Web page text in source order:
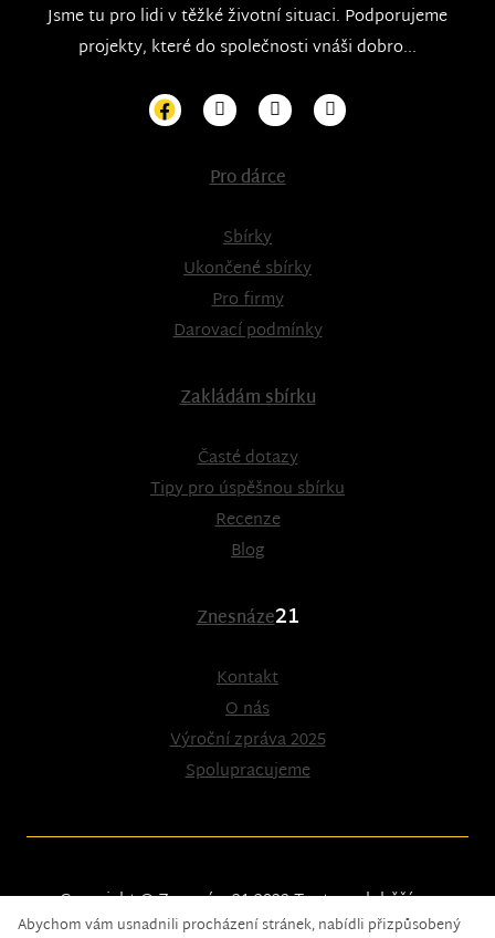
Jsme tu pro lidi v těžké životní situaci. Podporujeme
projekty, které do společnosti vnáši dobro...
Pro dárce
Sbírky
Ukončené sbírky
Pro firmy
Darovací podmínky
Zakládám sbírku
Časté dotazy
Tipy pro úspěšnou sbírku
Recenze
Blog
Znesnáze21
Kontakt
O nás
Výroční zpráva 2025
Spolupracujeme
Copyright © Znesnáze21 2023Tento web běží na
solidpixels.
Abychom vám usnadnili procházení stránek, nabídli přizpůsobený